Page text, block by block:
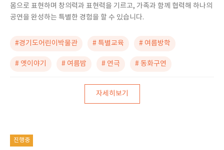
몸으로 표현하며 창의력과 표현력을 기르고, 가족과 함께 협력해 하나의
공연을 완성하는 특별한 경험을 할 수 있습니다.
#경기도어린이박물관 # 특별교육 # 여름방학
# 옛이야기 # 여름밤 # 연극 # 동화구연
자세히보기
진행중